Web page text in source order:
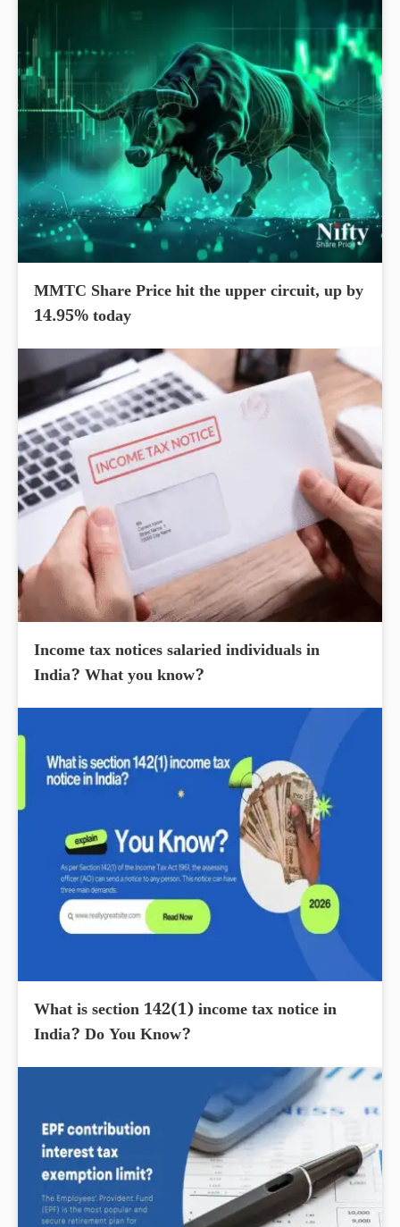
MMTC Share Price hit the upper circuit, up by
14.95% today
Income tax notices salaried individuals in
India? What you know?
What is section 142(1) income tax notice in
India? Do You Know?